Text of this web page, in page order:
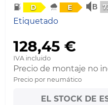
D E
Etiquetado
128,45 €
IVA incluido
Precio de montaje no
Precio por neumático
EL STOCK DE